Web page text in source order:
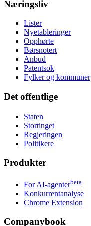
Næringsliv
Lister
Nyetableringer
Opphørte
Børsnotert
Anbud
Patentsok
Fylker og kommuner
Det offentlige
Staten
Stortinget
Regjeringen
Politikere
Produkter
For AI-agenterbeta
Konkurrentanalyse
Chrome Extension
Companybook